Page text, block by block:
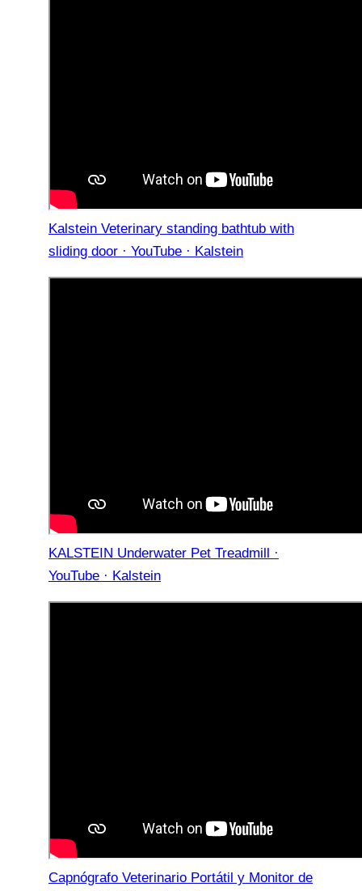
Kalstein Veterinary standing bathtub with
sliding door · YouTube · Kalstein
KALSTEIN Underwater Pet Treadmill ·
YouTube · Kalstein
Capnógrafo Veterinario Portátil y Monitor de